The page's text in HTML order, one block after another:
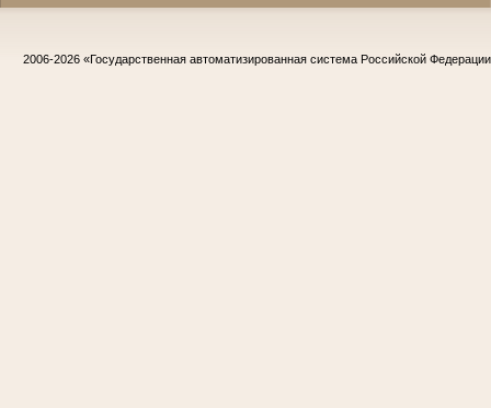
2006-2026 «Государственная автоматизированная система Российской